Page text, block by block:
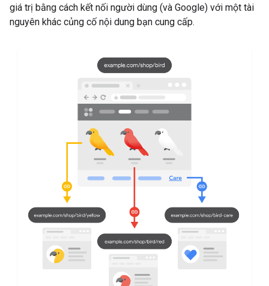
giá trị bằng cách kết nối người dùng (và Google) với một tài
nguyên khác củng cố nội dung bạn cung cấp.